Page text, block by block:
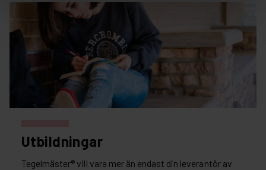
Utbildningar
Tegelmäster® vill vara mer än endast din leverantör av